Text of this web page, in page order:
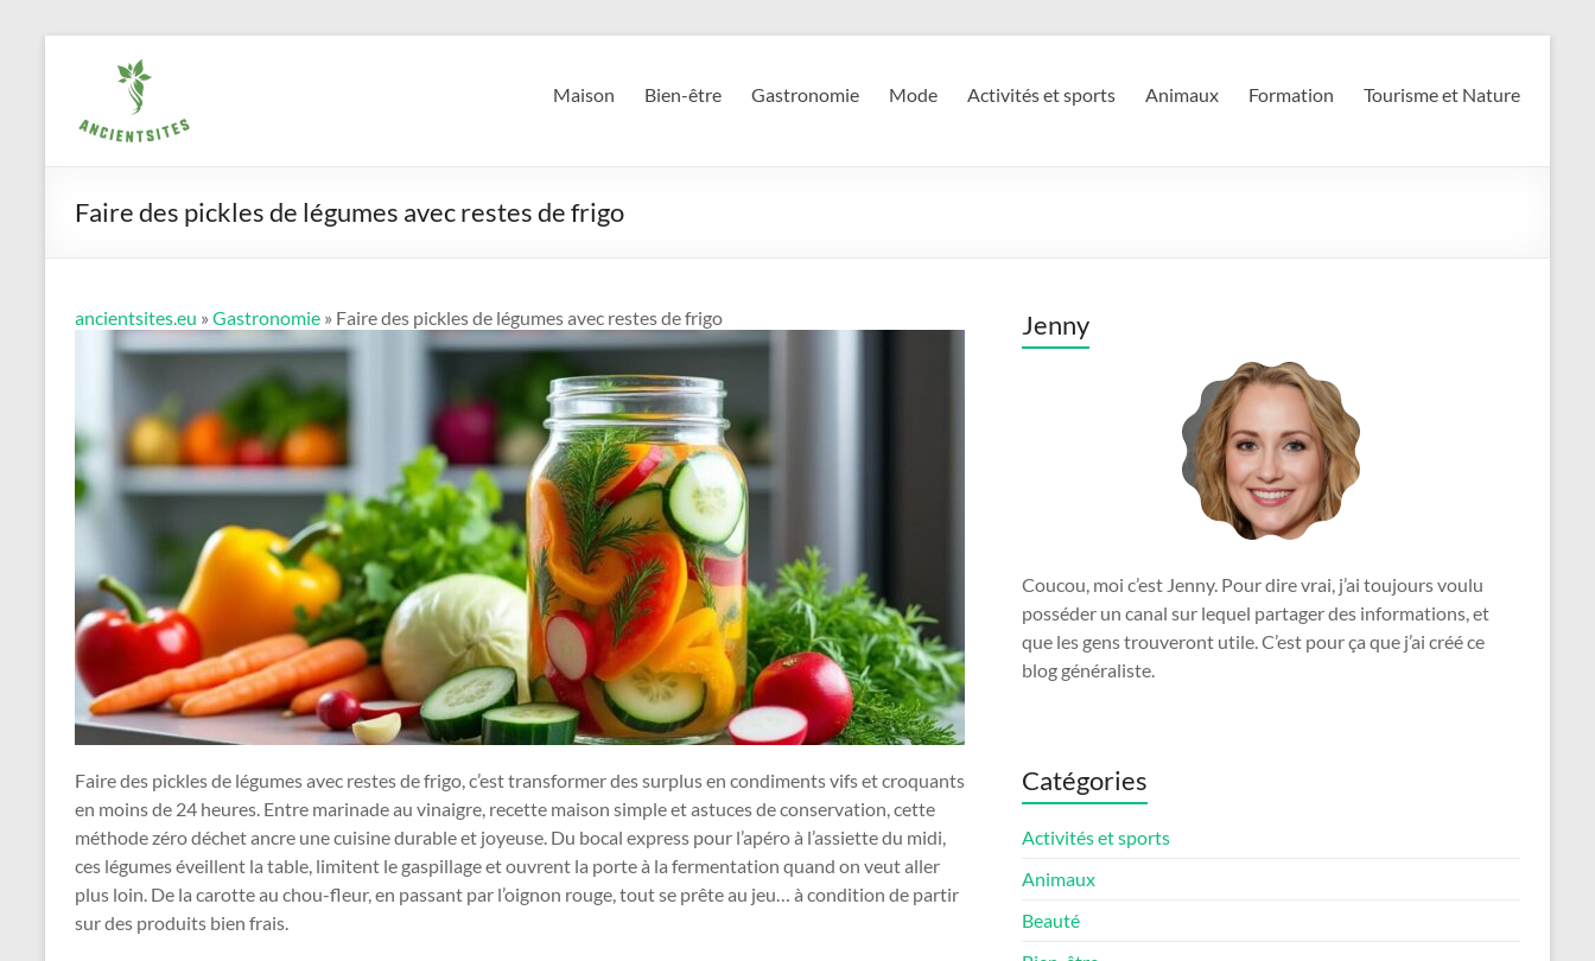
ancientsites.eu Maison Bien-être Gastronomie Mode Activités et sports Animaux Formation Tourisme et Nature
Faire des pickles de légumes avec restes de frigo
ancientsites.eu » Gastronomie » Faire des pickles de légumes avec restes de frigo
Faire des pickles de légumes avec restes de frigo, c’est transformer des surplus en condiments vifs et croquants
en moins de 24 heures. Entre marinade au vinaigre, recette maison simple et astuces de conservation, cette
méthode zéro déchet ancre une cuisine durable et joyeuse. Du bocal express pour l’apéro à l’assiette du midi,
ces légumes éveillent la table, limitent le gaspillage et ouvrent la porte à la fermentation quand on veut aller
plus loin. De la carotte au chou-fleur, en passant par l’oignon rouge, tout se prête au jeu… à condition de partir
sur des produits bien frais.
Jenny
Coucou, moi c’est Jenny. Pour dire vrai, j’ai toujours voulu
posséder un canal sur lequel partager des informations, et
que les gens trouveront utile. C’est pour ça que j’ai créé ce
blog généraliste.
Catégories
Activités et sports
Animaux
Beauté